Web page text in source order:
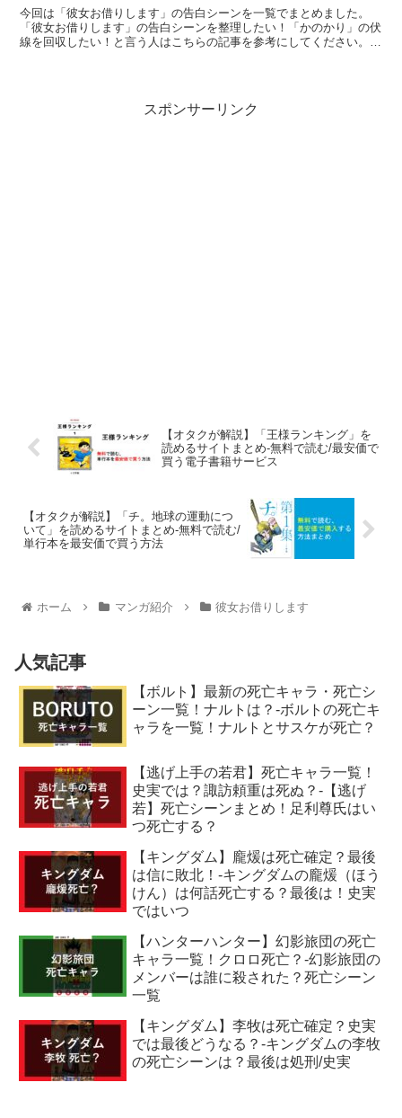
今回は「彼女お借りします」の告白シーンを一覧でまとめました。
「彼女お借りします」の告白シーンを整理したい！「かのかり」の伏
線を回収したい！と言う人はこちらの記事を参考にしてください。
スポンサーリンク
【オタクが解説】「王様ランキング」を
読めるサイトまとめ-無料で読む/最安価で
買う電子書籍サービス
【オタクが解説】「チ。地球の運動につ
いて」を読めるサイトまとめ-無料で読む/
単行本を最安価で買う方法
ホーム マンガ紹介 彼女お借りします
人気記事
【ボルト】最新の死亡キャラ・死亡シ
ーン一覧！ナルトは？-ボルトの死亡キ
ャラを一覧！ナルトとサスケが死亡？
【逃げ上手の若君】死亡キャラ一覧！
史実では？諏訪頼重は死ぬ？-【逃げ
若】死亡シーンまとめ！足利尊氏はい
つ死亡する？
【キングダム】龐煖は死亡確定？最後
は信に敗北！-キングダムの龐煖（ほう
けん）は何話死亡する？最後は！史実
ではいつ
【ハンターハンター】幻影旅団の死亡
キャラ一覧！クロロ死亡？-幻影旅団の
メンバーは誰に殺された？死亡シーン
一覧
【キングダム】李牧は死亡確定？史実
では最後どうなる？-キングダムの李牧
の死亡シーンは？最後は処刑/史実